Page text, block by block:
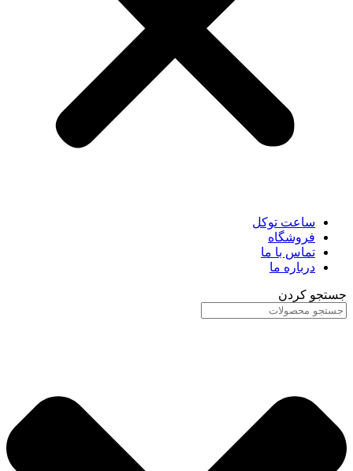
ساعت توکل
فروشگاه
تماس با ما
درباره ما
جستجو کردن